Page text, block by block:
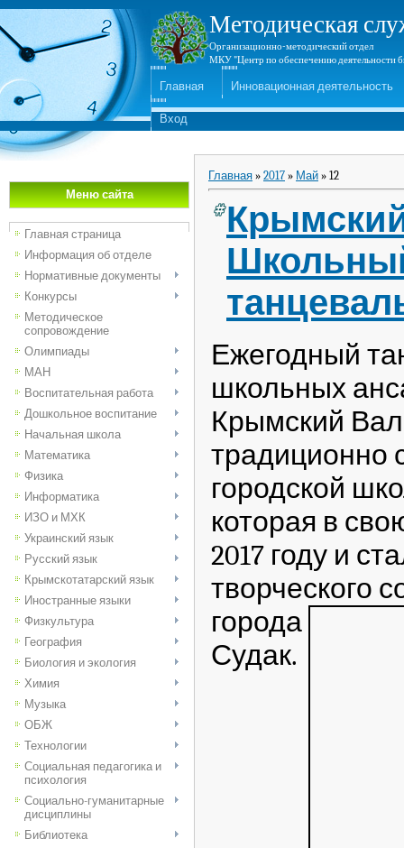
Методическая
Организационно-методический отдел
МКУ "Центр по обеспечению деятельности
Главная Инновационная деятельность
Вход
Меню сайта
Главная страница
Информация об отделе
Нормативные документы
Конкурсы
Методическое
сопровождение
Олимпиады
МАН
Воспитательная работа
Дошкольное воспитание
Начальная школа
Математика
Физика
Информатика
ИЗО и МХК
Украинский язык
Русский язык
Крымскотатарский язык
Иностранные языки
Физкультура
География
Биология и экология
Химия
Музыка
ОБЖ
Технологии
Социальная педагогика и
психология
Социально-гуманитарные
дисциплины
Библиотека
Главная » 2017 » Май » 12
Ежегодный
школьных
Крымский
традиционно
городской
которая в
2017 году и
творческого
города
Судак.